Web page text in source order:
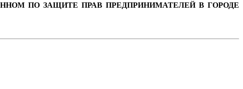
ПО ЗАЩИТЕ ПРАВ ПРЕДПРИНИМАТЕЛЕЙ В ГОРОДЕ